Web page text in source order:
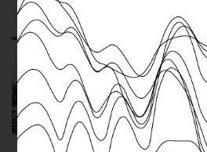
CORRELATI
Il contributo dei
ausiliari
Giovedì 1 Agosto